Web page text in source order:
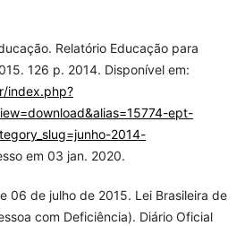
Relatório Educação para
126 p. 2014. Disponível em:
index.php?
ept-
2014-
em 03 jan. 2020.
06 de julho de 2015. Lei Brasileira de
com Deficiência). Diário Oficial